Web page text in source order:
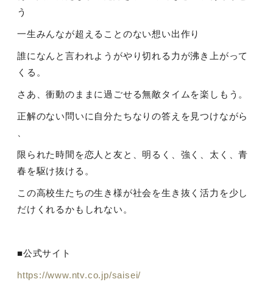
う
一生みんなが超えることのない想い出作り
誰になんと言われようがやり切れる力が沸き上がって
くる。
さあ、衝動のままに過ごせる無敵タイムを楽しもう。
正解のない問いに自分たちなりの答えを見つけながら
限られた時間を恋人と友と、明るく、強く、太く、青
春を駆け抜ける。
この高校生たちの生き様が社会を生き抜く活力を少し
だけくれるかもしれない。
■公式サイト
https://www.ntv.co.jp/saisei/